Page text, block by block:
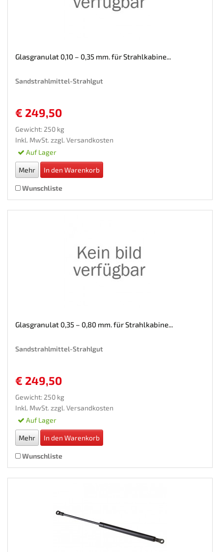
Glasgranulat 0,10 – 0,35 mm. für Strahlkabine...
Sandstrahlmittel-Strahlgut
€ 249,50
Gewicht: 250 kg
Inkl. MwSt. zzgl. Versandkosten
Auf Lager
Mehr In den Warenkorb
Wunschliste
Glasgranulat 0,35 – 0,80 mm. für Strahlkabine...
Sandstrahlmittel-Strahlgut
€ 249,50
Gewicht: 250 kg
Inkl. MwSt. zzgl. Versandkosten
Auf Lager
Mehr In den Warenkorb
Wunschliste